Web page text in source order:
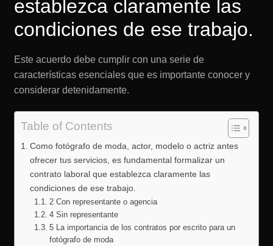
establezca claramente las
condiciones de ese trabajo.
Este acuerdo debe cumplir con una serie de
características esenciales que es importante conocer y
considerar detenidamente.
Table of Contents
Como fotógrafo de moda, actor, modelo o actriz antes
ofrecer tus servicios, es fundamental formalizar un
contrato laboral que establezca claramente las
condiciones de ese trabajo.
2 Con representante o agencia
4 Sin representante
5 La importancia de los contratos por escrito para un
fotógrafo de moda